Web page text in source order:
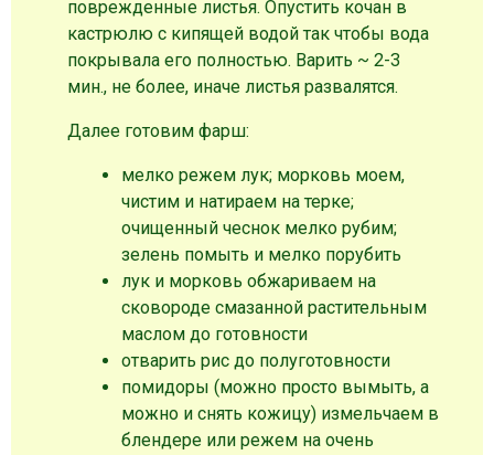
поврежденные листья. Опустить кочан в
кастрюлю с кипящей водой так чтобы вода
покрывала его полностью. Варить ~ 2-3
мин., не более, иначе листья развалятся.
Далее готовим фарш:
мелко режем лук; морковь моем,
чистим и натираем на терке;
очищенный чеснок мелко рубим;
зелень помыть и мелко порубить
лук и морковь обжариваем на
сковороде смазанной растительным
маслом до готовности
отварить рис до полуготовности
помидоры (можно просто вымыть, а
можно и снять кожицу) измельчаем в
блендере или режем на очень